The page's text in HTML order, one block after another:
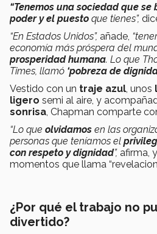
“Tenemos una sociedad que se
poder y el puesto que tienes”,
“En Estados Unidos”, añade,
economía más próspera del
prosperidad humana. Lo que
Times, llamó ‘pobreza de
Vestido con un traje azul , unos
ligero semi al aire, y
sonrisa , Chapman comparte
“Lo que olvidamos en las
personas que teníamos el
con respeto y dignidad”, afirma,
momentos que llama
¿Por qué el trabajo no
divertido?